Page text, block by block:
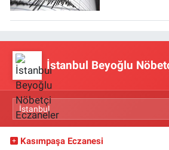
İstanbul Beyoğlu
Kasımpaşa Eczanesi